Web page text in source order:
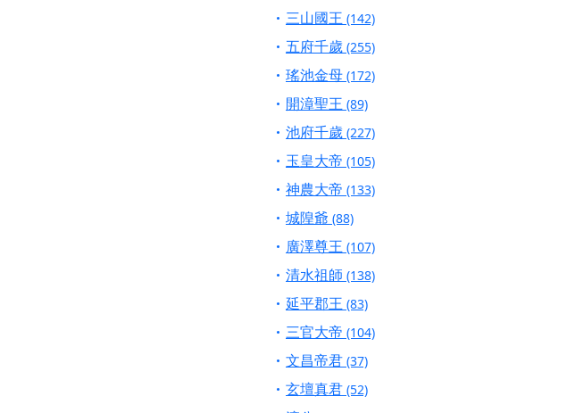
【新北八里 紫德宮】父親節奉茶感恩活動，
【桃園新屋 深圳玄天宮】農曆七月擴大犒軍
【桃園新屋 深圳玄天宮】七娘媽聖誕祝壽慶
【桃園慈善宮(天公廟)】虎爺元帥 開光大典
歡迎友廟長官、小編加入我們LINE官方帳號，
歡迎信眾分享您前往廟宇的參拜體驗，推廣您
三山國王 (142)
五府千歲 (255)
瑤池金母 (172)
開漳聖王 (89)
池府千歲 (227)
玉皇大帝 (105)
神農大帝 (133)
城隍爺 (88)
廣澤尊王 (107)
清水祖師 (138)
延平郡王 (83)
三官大帝 (104)
文昌帝君 (37)
玄壇真君 (52)